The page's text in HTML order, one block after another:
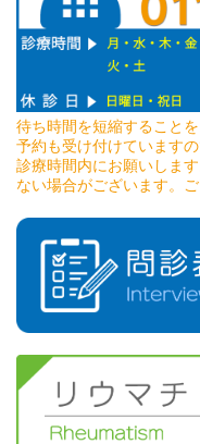
待ち時間を短縮すること
予約も受け付けています
診療時間内にお願いしま
ない場合がございます。ご